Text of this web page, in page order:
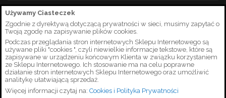
Używamy Ciasteczek
Zgodnie z dyrektywą dotyczącą prywatności w sieci, musimy zapytać o
Twoją zgodę na zapisywanie plików cookies.
Podczas przeglądania stron internetowych Sklepu Internetowego są
używane pliki "cookies ", czyli niewielkie informacje tekstowe, które są
zapisywane w urządzeniu końcowym Klienta w związku korzystaniem
ze Sklepu Internetowego. Ich stosowanie ma na celu poprawne
działanie stron internetowych Sklepu Internetowego oraz umożliwić
analitykę ułatwiającą sprzedaż.
Więcej informacji czytaj na: Cookies i Polityka Prywatności